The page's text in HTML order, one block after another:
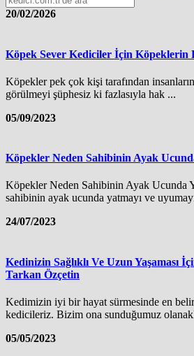
20/02/2026
Köpek Sever Kediciler İçin Köpeklerin
Köpekler pek çok kişi tarafından
görülmeyi şüphesiz ki fazlasıyla hak ...
05/09/2023
Köpekler Neden Sahibinin Ayak
Köpekler Neden Sahibinin Ayak Ucunda
sahibinin ayak ucunda yatmayı ve
24/07/2023
Kedinizin Sağlıklı Ve Uzun Yaşaması
Tarkan Özçetin
Kedimizin iyi bir hayat sürmesinde en
kedicileriz. Bizim ona sunduğumuz
05/05/2023